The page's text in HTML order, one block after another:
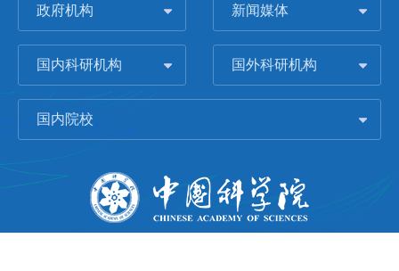
政府机构 新闻媒体
国内科研机构 国外科研机构
国内院校